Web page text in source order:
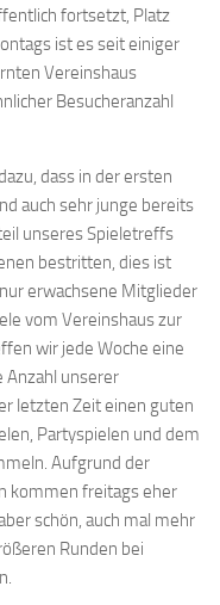
fortsetzt, Platz
ist es seit einiger
Vereinshaus
Besucheranzahl
dass in der ersten
auch sehr junge bereits
unseres Spieletreffs
bestritten, dies ist
erwachsene Mitglieder
vom Vereinshaus zur
wir jede Woche eine
Anzahl unserer
letzten Zeit einen guten
Partyspielen und dem
Aufgrund der
kommen freitags eher
schön, auch mal mehr
Runden bei